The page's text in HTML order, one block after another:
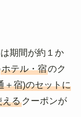
期間が約１か
ホテル・宿のク
＋宿)のセットに
えるクーポンが